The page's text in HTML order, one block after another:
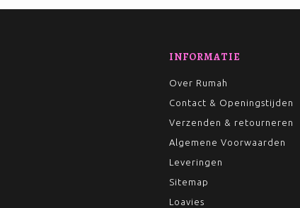
INFORMATIE
Over Rumah
Contact & Openingstijden
Verzenden & retourneren
Algemene Voorwaarden
Leveringen
Sitemap
Loavies